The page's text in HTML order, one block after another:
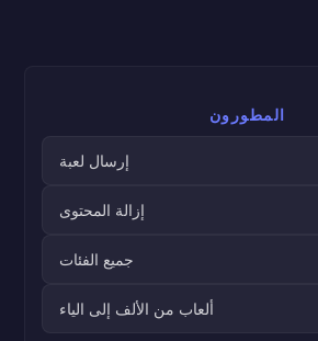
المطورون
إرسال لعبة
إزالة المحتوى
جميع الفئات
ألعاب من الألف إلى الياء